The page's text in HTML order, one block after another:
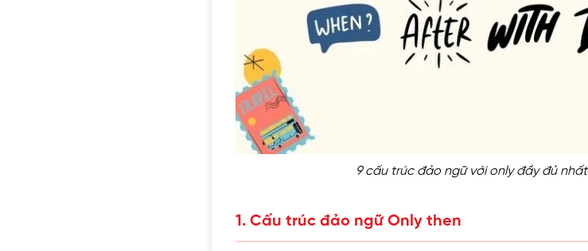
9 cấu trúc đảo ngữ với only đầy đủ nhất
1. Cấu trúc đảo ngữ Only then